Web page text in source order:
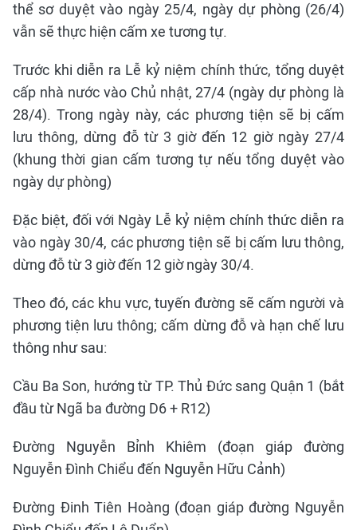
thể sơ duyệt vào ngày 25/4, ngày dự phòng (26/4)
vẫn sẽ thực hiện cấm xe tương tự.
Trước khi diễn ra Lễ kỷ niệm chính thức, tổng duyệt
cấp nhà nước vào Chủ nhật, 27/4 (ngày dự phòng là
28/4). Trong ngày này, các phương tiện sẽ bị cấm
lưu thông, dừng đỗ từ 3 giờ đến 12 giờ ngày 27/4
(khung thời gian cấm tương tự nếu tổng duyệt vào
ngày dự phòng)
Đặc biệt, đối với Ngày Lễ kỷ niệm chính thức diễn ra
vào ngày 30/4, các phương tiện sẽ bị cấm lưu thông,
dừng đỗ từ 3 giờ đến 12 giờ ngày 30/4.
Theo đó, các khu vực, tuyến đường sẽ cấm người và
phương tiện lưu thông; cấm dừng đỗ và hạn chế lưu
thông như sau:
Cầu Ba Son, hướng từ TP. Thủ Đức sang Quận 1 (bắt
đầu từ Ngã ba đường D6 + R12)
Đường Nguyễn Bỉnh Khiêm (đoạn giáp đường
Nguyễn Đình Chiểu đến Nguyễn Hữu Cảnh)
Đường Đinh Tiên Hoàng (đoạn giáp đường Nguyễn